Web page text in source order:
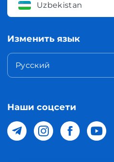
Uzbekistan
Изменить язык
Русский
Наши соцсети